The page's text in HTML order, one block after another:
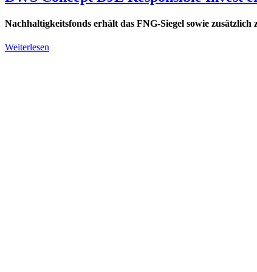
Nachhaltigkeitsfonds erhält das FNG-Siegel sowie zusätzlich
Weiterlesen